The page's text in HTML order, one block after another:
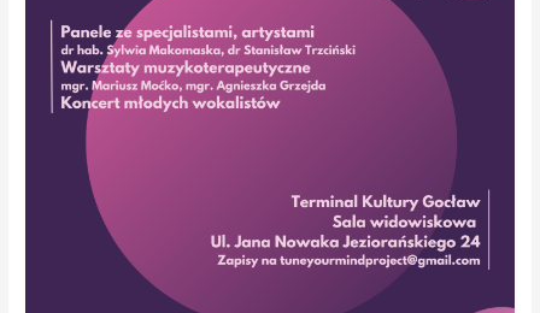
wpływa
życie
człowieka?